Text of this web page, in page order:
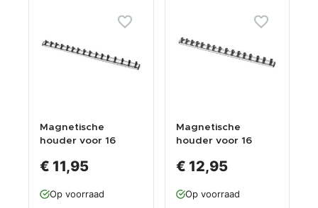
Magnetische
houder voor 16
doppenrail voor
doppenhouder
€ 11,95
Op voorraad
Magnetische
houder voor 16
doppenrail voor
doppenhouder
€ 12,95
Op voorraad